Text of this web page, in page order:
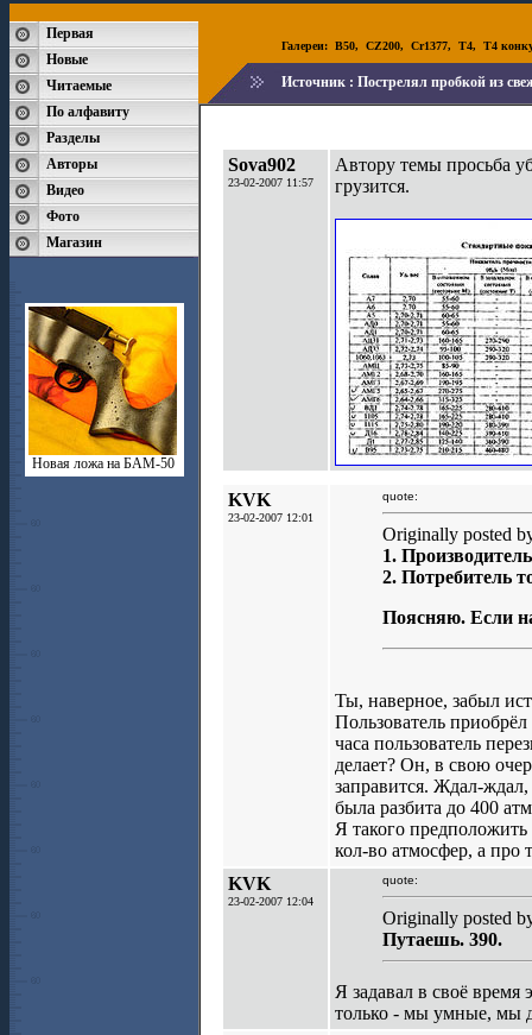
Первая
Новые
Читаемые
По алфавиту
Разделы
Авторы
Видео
Фото
Магазин
Новая ложа на БАМ-50
Галереи: B50, CZ200, Cr1377, T4, T4
Источник : Пострелял пробкой из
Sova902
23-02-2007 11:57
Автору темы просьба
грузится.
KVK
23-02-2007 12:01
quote:
Originally posted
1.
2. Потребитель
Поясняю. Если
Ты, наверное, забыл
Пользователь
часа пользователь
делает? Он, в свою
заправится. Ждал-
была разбита до 400
Я такого
кол-во атмосфер, а про
KVK
23-02-2007 12:04
quote:
Originally posted
Путаешь. 390.
Я задавал в своё время
только - мы умные, мы